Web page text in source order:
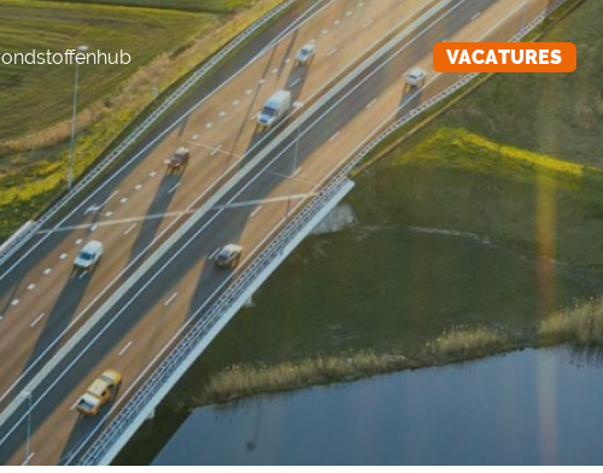
VACATURES